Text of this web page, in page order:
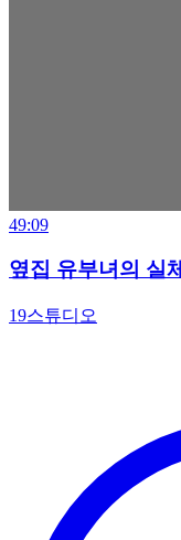
49:09
옆집 유부녀의 실체
19스튜디오